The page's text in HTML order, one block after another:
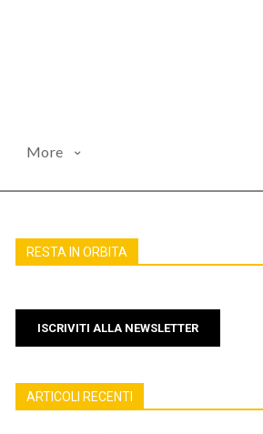
More
RESTA IN ORBITA
ISCRIVITI ALLA NEWSLETTER
ARTICOLI RECENTI